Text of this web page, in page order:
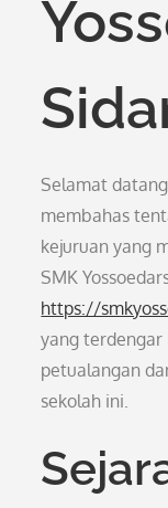
Selamat
membahas
kejuruan yang
SMK
https://
yang terdengar
petualangan
sekolah ini.